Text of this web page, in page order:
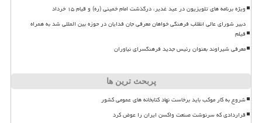
ویژه برنامه های تلویزیون در عید غدیر، درگذشت امام خمینی (ره) و قیام ۱۵ خرداد
دبیر شورای عالی انقلاب فرهنگی خواهان معرفی جان فدایان در حوزه بین المللی شد به همراه
فیلم
معرفی شیراوند بعنوان رئیس جدید فرهنگسرای نیاوران
پربحث ترین ها
شروع به کار موکب باید برخاست نهاد کتابخانه های عمومی کشور
قراردادی که سرنوشت صنعت واکسن ایران را عوض کرد